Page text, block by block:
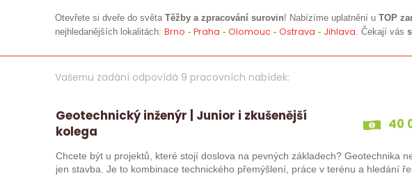
Otevřete si dveře do světa Těžby a zpracování surovin! Nabízíme uplatnění u TOP
nejhledanějších lokalitách: Brno - Praha - Olomouc - Ostrava - Jihlava. Čekají vás
Vašemu zadání odpovídá 9 pracovních nabídek:
Geotechnický inženýr | Junior i zkušenější
kolega
40
Chcete být u projektů, které stojí doslova na pevných základech? Geotechnika
jen stavba. Je to kombinace technického přemýšlení, práce v terénu a hledání